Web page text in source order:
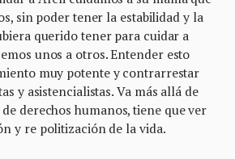
sin poder tener la estabilidad y la
querido tener para cuidar a
unos a otros. Entender esto
muy potente y contrarrestar
y asistencialistas. Va más allá de
derechos humanos, tiene que ver
y re politización de la vida.